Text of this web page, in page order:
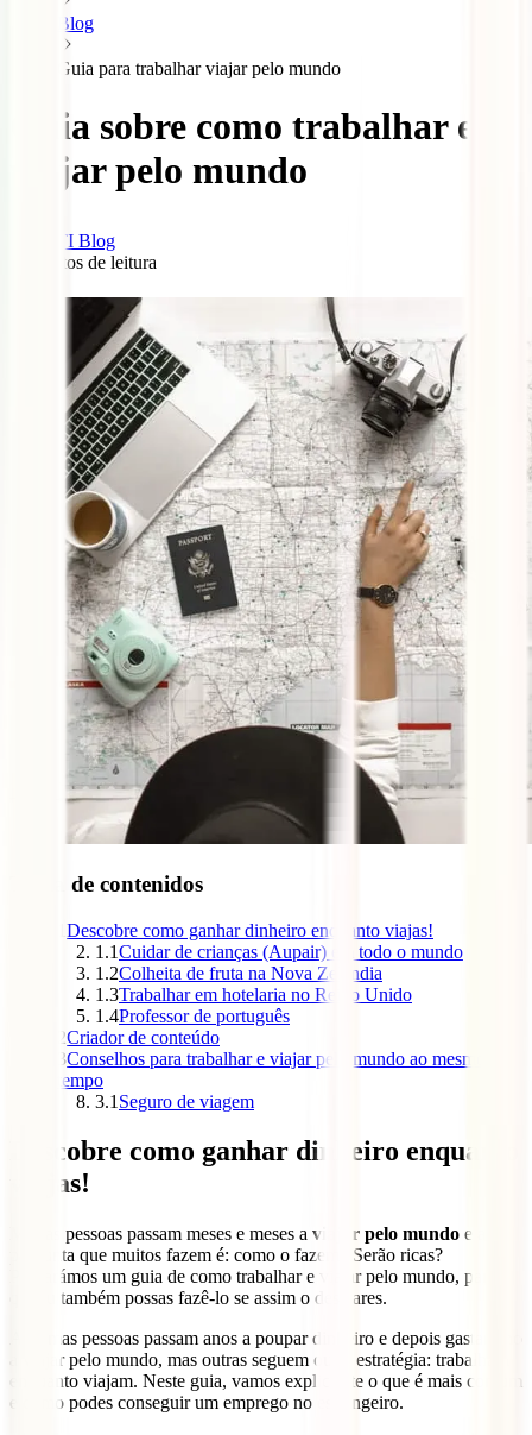
Blog
Guia para trabalhar viajar pelo mundo
Guia sobre como trabalhar e
viajar pelo mundo
IATI Blog
minutos de leitura
Tabla de contenidos
Descobre como ganhar dinheiro enquanto viajas!
1.1Cuidar de crianças (Aupair) em todo o mundo
1.2Colheita de fruta na Nova Zelândia
1.3Trabalhar em hotelaria no Reino Unido
1.4Professor de português
2Criador de conteúdo
3Conselhos para trabalhar e viajar pelo mundo ao mesmo
tempo
3.1 Seguro de viagem
Descobre como ganhar dinheiro enquanto
viajas!
Muitas pessoas passam meses e meses a viajar pelo mundo e a
pergunta que muitos fazem é: como o fazem? Serão ricas?
Preparámos um guia de como trabalhar e viajar pelo mundo, para
que tu também possas fazê-lo se assim o desejares.
Algumas pessoas passam anos a poupar dinheiro e depois gastam-no
a viajar pelo mundo, mas outras seguem outra estratégia: trabalham
enquanto viajam. Neste guia, vamos explicar-te o que é mais comum
e como podes conseguir um emprego no estrangeiro.